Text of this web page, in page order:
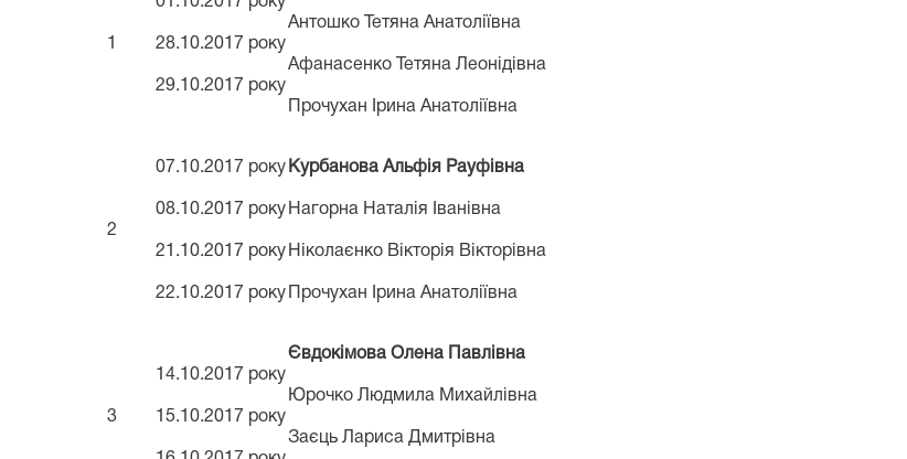
28.10.2017 року
29.10.2017 року
Антошко Тетяна Анатоліївна
Афанасенко Тетяна Леонідівна
Прочухан Ірина Анатоліївна
2
07.10.2017 року
08.10.2017 року
21.10.2017 року
22.10.2017 року
Курбанова Альфія Рауфівна
Нагорна Наталія Іванівна
Ніколаєнко Вікторія Вікторівна
Прочухан Ірина Анатоліївна
3
14.10.2017 року
15.10.2017 року
Євдокімова Олена Павлівна
Юрочко Людмила Михайлівна
Заєць Лариса Дмитрівна